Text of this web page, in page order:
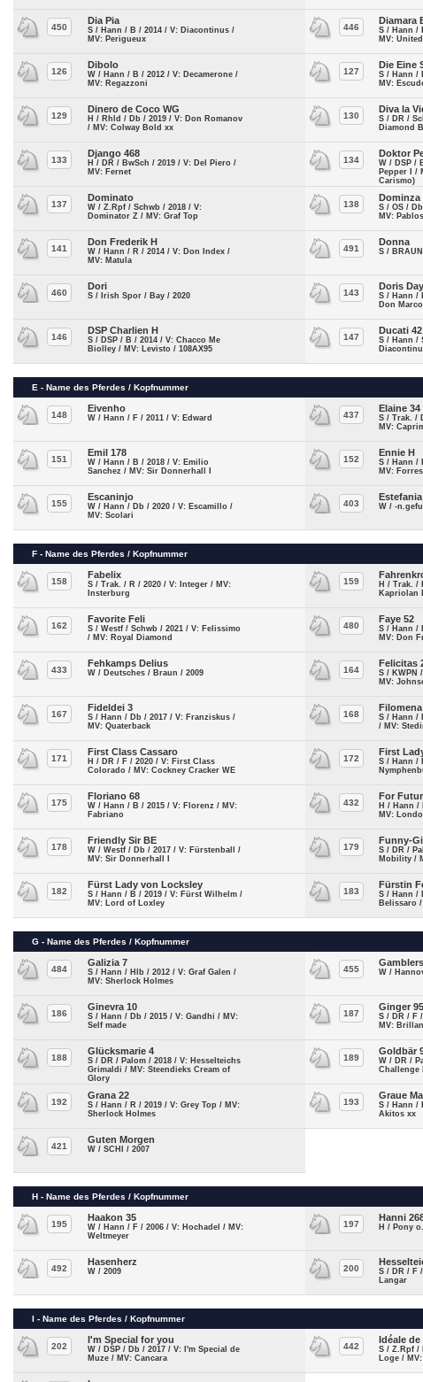
450
Dia Pia
S / Hann / B / 2014 / V: Diacontinus /
MV: Perigueux
446
Diamara
S / Hann /
MV: United
126
Dibolo
W / Hann / B / 2012 / V: Decamerone /
MV: Regazzoni
127
Die Eine
S / Hann /
MV:
129
Dinero de Coco WG
H / Rhld / Db / 2019 / V: Don Romanov
/ MV: Colway Bold xx
130
Diva la
S / DR /
Diamond
133
Django 468
H / DR / BwSch / 2019 / V: Del Piero /
MV: Fernet
134
Doktor
W / DSP /
Pepper I /
Carismo)
137
Dominato
W / Z.Rpf / Schwb / 2018 / V:
Dominator Z / MV: Graf Top
138
Dominza
S / OS /
MV:
141
Don Frederik H
W / Hann / R / 2014 / V: Don Index /
MV: Matula
491
Donna
S /
460
Dori
S / Irish Spor / Bay / 2020 143
Doris
S / Hann /
Don Marco
146
DSP Charlien H
S / DSP / B / 2014 / V: Chacco Me
Biolley / MV: Levisto / 108AX95
147
Ducati 42
S / Hann /
E - Name des Pferdes / Kopfnummer
148
Eivenho
W / Hann / F / 2011 / V: Edward 437
Elaine 34
S / Trak. /
MV:
151
Emil 178
W / Hann / B / 2018 / V: Emilio
Sanchez / MV: Sir Donnerhall I
152
Ennie H
S / Hann /
MV:
155
Escaninjo
W / Hann / Db / 2020 / V: Escamillo /
MV: Scolari
403
Estefania
W / -
F - Name des Pferdes / Kopfnummer
158
Fabelix
S / Trak. / R / 2020 / V: Integer / MV:
Insterburg
159
H / Trak. /
Kapriolan
162
Favorite Feli
S / Westf / Schwb / 2021 / V: Felissimo
/ MV: Royal Diamond
480
Faye 52
S / Hann /
MV: Don
433
Fehkamps Delius
W / Deutsches / Braun / 2009 164
Felicitas
S / KWPN
MV:
167
Fideldei 3
S / Hann / Db / 2017 / V: Franziskus /
MV: Quaterback
168
S / Hann /
/ MV:
171
First Class Cassaro
H / DR / F / 2020 / V: First Class
Colorado / MV: Cockney Cracker WE
172
First
S / Hann /
175
Floriano 68
W / Hann / B / 2015 / V: Florenz / MV:
Fabriano
432
For
H / Hann /
MV:
178
Friendly Sir BE
W / Westf / Db / 2017 / V: Fürstenball /
MV: Sir Donnerhall I
179
Funny-
S / DR /
Mobility /
182
Fürst Lady von Locksley
S / Hann / B / 2019 / V: Fürst Wilhelm /
MV: Lord of Loxley
183
Fürstin
S / Hann /
Belissaro
G - Name des Pferdes / Kopfnummer
484
Galizia 7
S / Hann / Hlb / 2012 / V: Graf Galen /
MV: Sherlock Holmes
455 W /
186
Ginevra 10
S / Hann / Db / 2015 / V: Gandhi / MV:
Self made
187
Ginger
S / DR / F
MV:
188
Glücksmarie 4
S / DR / Palom / 2018 / V: Hesselteichs
Grimaldi / MV: Steendieks Cream of
Glory
189
Goldbär
W / DR /
Challenge
192
Grana 22
S / Hann / R / 2019 / V: Grey Top / MV:
Sherlock Holmes
193
Graue
S / Hann /
Akitos xx
421
Guten Morgen
W / SCHI / 2007
H - Name des Pferdes / Kopfnummer
195
Haakon 35
W / Hann / F / 2006 / V: Hochadel / MV:
Weltmeyer
197
Hanni
H / Pony
492
Hasenherz
W / 2009 200
S / DR / F
Langar
I - Name des Pferdes / Kopfnummer
202
I'm Special for you
W / DSP / Db / 2017 / V: I'm Special de
Muze / MV: Cancara
442
Idéale
S / Z.Rpf /
Loge /